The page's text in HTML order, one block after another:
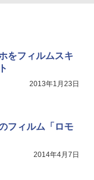
をフィルムスキ
2013年1月23日
フィルム「ロモ
2014年4月7日